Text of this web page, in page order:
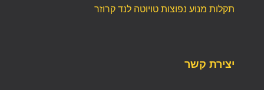
תקלות מנוע נפוצות טויוטה לנד קרוזר
יצירת קשר